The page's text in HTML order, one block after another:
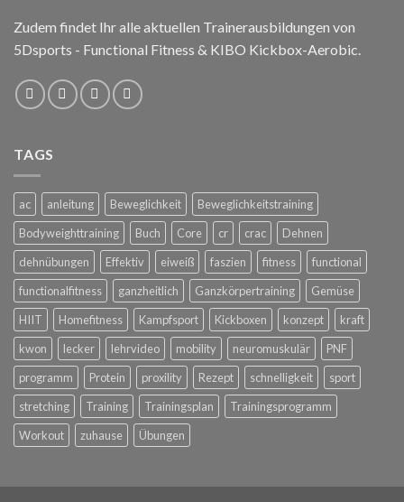
Zudem findet Ihr alle aktuellen Trainerausbildungen von
5Dsports - Functional Fitness & KIBO Kickbox-Aerobic.
TAGS
ac anleitung Beweglichkeit
Beweglichkeitstraining
Bodyweighttraining
Buch Core cr crac
Dehnen
dehnübungen
Effektiv eiweiß faszien fitness
functional
functionalfitness
ganzheitlich Ganzkörpertraining
Gemüse
HIIT
Homefitness Kampfsport Kickboxen konzept
kraft
kwon
lecker lehrvideo mobility neuromuskulär
PNF
programm
Protein proxility Rezept schnelligkeit
sport
stretching
Training Trainingsplan
Trainingsprogramm
Workout
zuhause Übungen